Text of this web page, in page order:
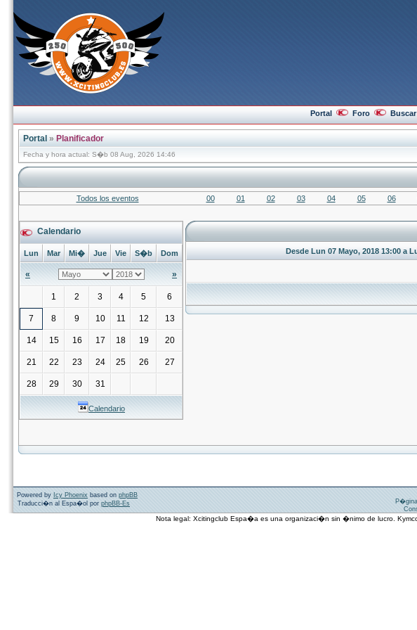
Portal Foro Buscar
Portal » Planificador
Fecha y hora actual: S�b 08 Aug, 2026 14:46
Todos los eventos 00 01 02 03 04 05 06
Calendario
Lun Mar Mi� Jue Vie S�b Dom
« »
1 2 3 4 5 6
7 8 9 10 11 12 13
14 15 16 17 18 19 20
21 22 23 24 25 26 27
28 29 30 31
Calendario
Desde Lun 07 Mayo, 2018 13:00 a
Powered by Icy Phoenix based on phpBB
Traducci�n al Espa�ol por phpBB-Es
Nota legal: Xcitingclub Espa�a es una organizaci�n sin �nimo de lucro.